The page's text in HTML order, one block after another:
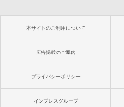
本サイトのご利用について
広告掲載のご案内
プライバシーポリシー
インプレスグループ